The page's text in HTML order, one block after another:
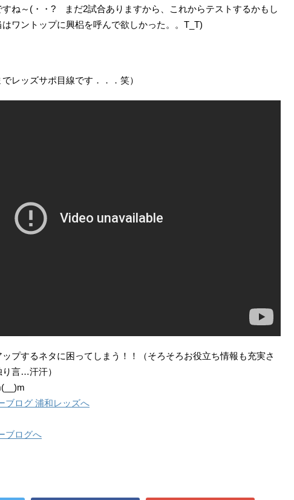
すね～(・・? まだ2試合ありますから、これからテストするかもし
ワントップに興梠を呼んで欲しかった。。T_T)
レッズサポ目線です．．．笑）
プするネタに困ってしまう！！（そろそろお役立ち情報も充実さ
言…汗汗）